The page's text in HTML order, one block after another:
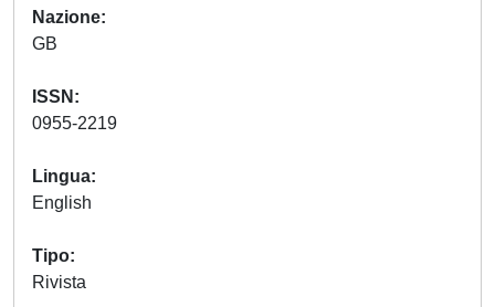
Nazione
ISSN
Lingua
Tipo
Rivista